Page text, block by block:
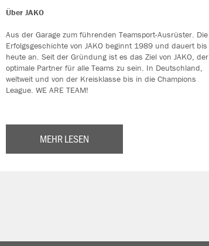
Über JAKO
Aus der Garage zum führenden Teamsport-Ausrüster. Die
Erfolgsgeschichte von JAKO beginnt 1989 und dauert bis
heute an. Seit der Gründung ist es das Ziel von JAKO, der
optimale Partner für alle Teams zu sein. In Deutschland,
weltweit und von der Kreisklasse bis in die Champions
League. WE ARE TEAM!
MEHR LESEN